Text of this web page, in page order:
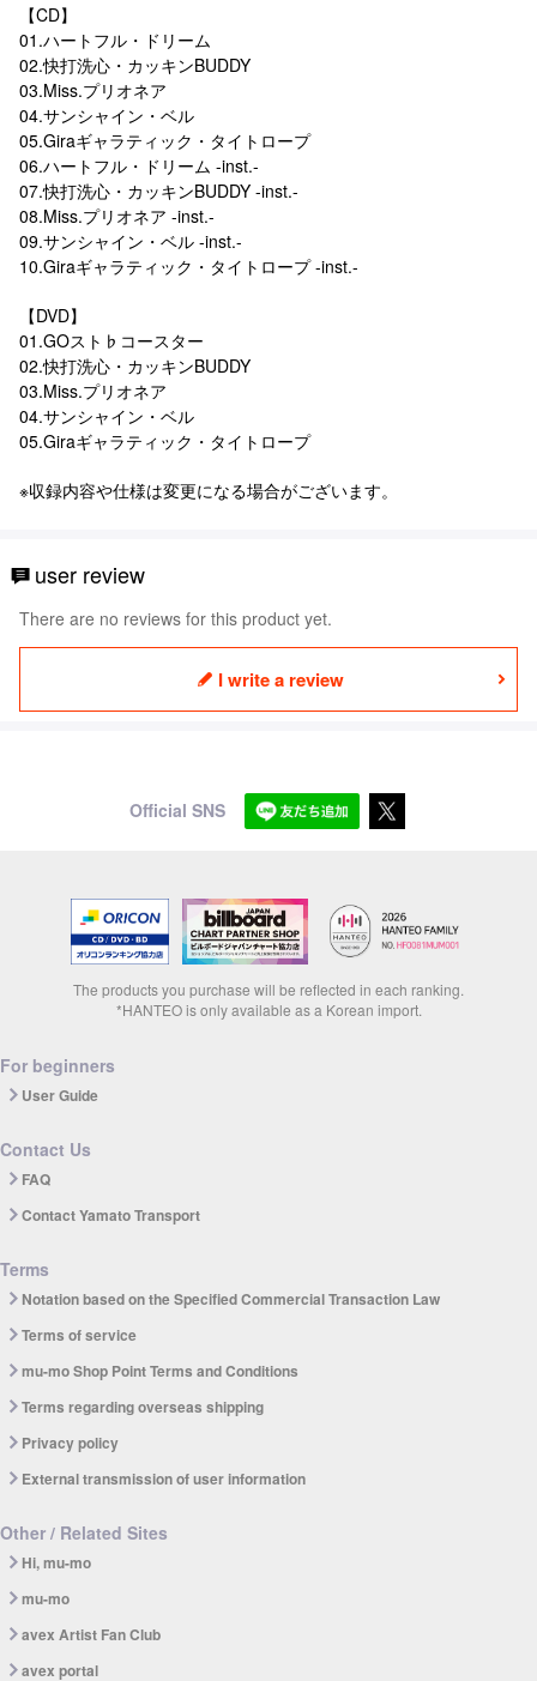
【CD】
01.ハートフル・ドリーム
02.快打洗心・カッキンBUDDY
03.Miss.プリオネア
04.サンシャイン・ベル
05.Giraギャラティック・タイトロープ
06.ハートフル・ドリーム -inst.-
07.快打洗心・カッキンBUDDY -inst.-
08.Miss.プリオネア -inst.-
09.サンシャイン・ベル -inst.-
10.Giraギャラティック・タイトロープ -inst.-
【DVD】
01.GOスト♭コースター
02.快打洗心・カッキンBUDDY
03.Miss.プリオネア
04.サンシャイン・ベル
05.Giraギャラティック・タイトロープ
※収録内容や仕様は変更になる場合がございます。
user review
There are no reviews for this product yet.
I write a review
Official SNS
The products you purchase will be reflected in each ranking.
*HANTEO is only available as a Korean import.
For beginners
User Guide
Contact Us
FAQ
Contact Yamato Transport
Terms
Notation based on the Specified Commercial Transaction Law
Terms of service
mu-mo Shop Point Terms and Conditions
Terms regarding overseas shipping
Privacy policy
External transmission of user information
Other / Related Sites
Hi, mu-mo
mu-mo
avex Artist Fan Club
avex portal